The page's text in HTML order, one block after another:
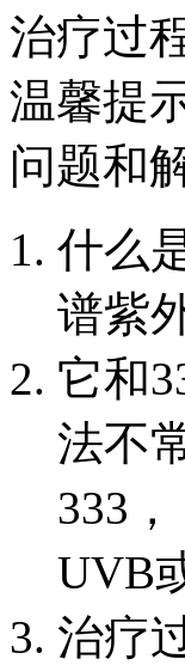
治疗过
温馨提
问题和
什么
谱紫
它和
法不
333
UVB
治疗